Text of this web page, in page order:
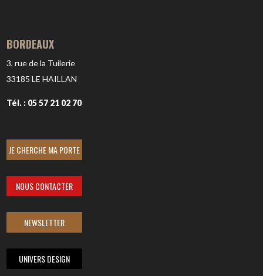
BORDEAUX
3, rue de la Tuilerie
33185LE HAILLAN
Tél. : 05 57 21 02 70
JE CHERCHE MA PORTE
NOUS CONTACTER
NEWSLETTER
UNIVERS DESIGN